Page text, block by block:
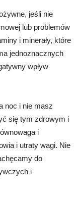
jeśli nie
lub problemów
i minerały, które
jednoznacznych
wpływ
noc i nie masz
się tym zdrowym i
i
i utraty wagi. Nie
do
i